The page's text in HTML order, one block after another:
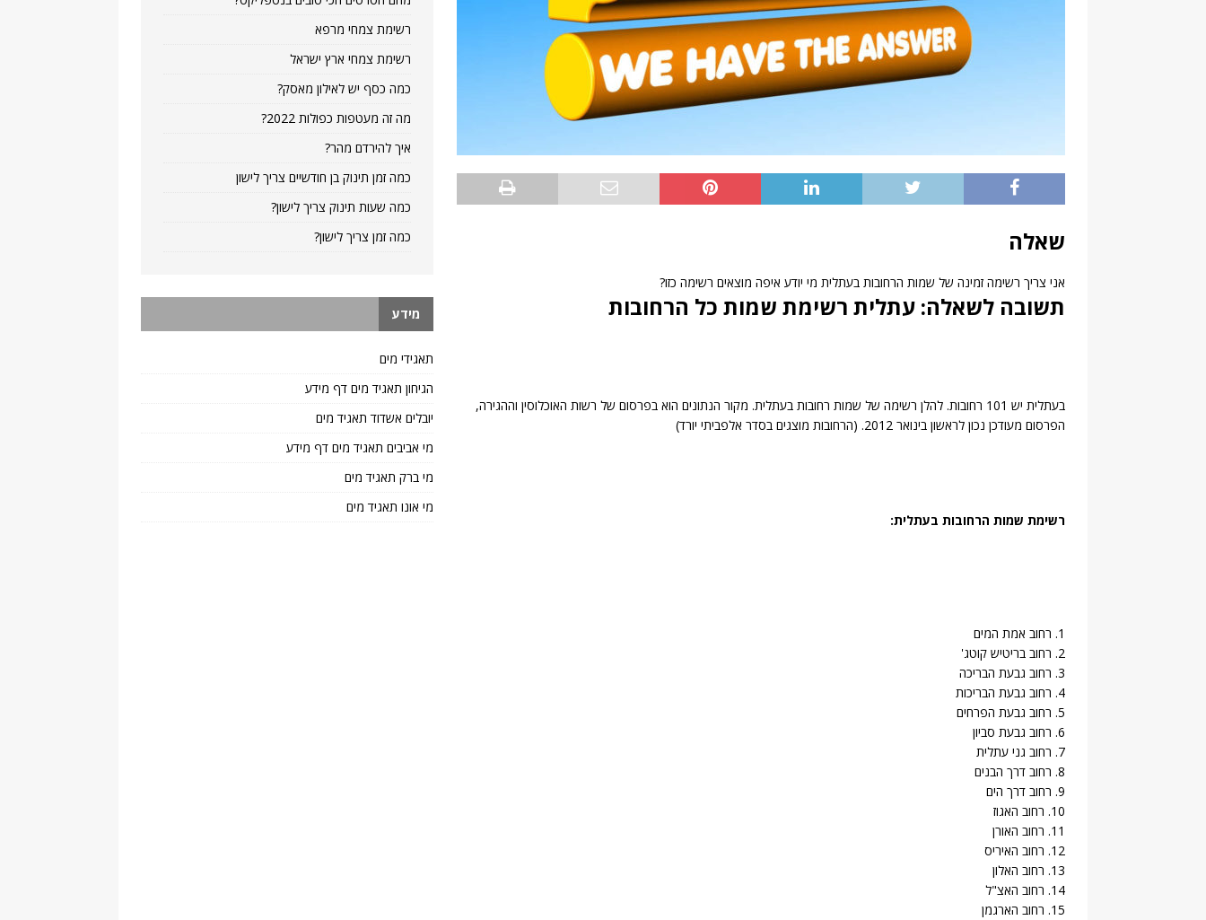
שאלה
אני צריך רשימה זמינה של שמות הרחובות בעתלית מי יודע איפה מוצאים רשימה כזו?
תשובה לשאלה: עתלית רשימת שמות כל הרחובות
בעתלית יש 101 רחובות. להלן רשימה של שמות רחובות בעתלית. מקור הנתונים הוא בפרסום של רשות האוכלוסין וההגירה,
הפרסום מעודכן נכון לראשון בינואר 2012. (הרחובות מוצגים בסדר אלפביתי יורד)
רשימת שמות הרחובות בעתלית:
1. רחוב אמת המים
2. רחוב בריטיש קוטג'
3. רחוב גבעת הבריכה
4. רחוב גבעת הבריכות
5. רחוב גבעת הפרחים
6. רחוב גבעת סביון
7. רחוב גני עתלית
8. רחוב דרך הבנים
9. רחוב דרך הים
10. רחוב האגוז
11. רחוב האורן
12. רחוב האיריס
13. רחוב האלון
14. רחוב האצ"ל
15. רחוב הארגמן
רשימת צמחי מרפא
רשימת צמחי ארץ ישראל
כמה כסף יש לאילון מאסק?
מה זה מעטפות כפולות 2022?
איך להירדם מהר?
כמה זמן תינוק בן חודשיים צריך לישון
כמה שעות תינוק צריך לישון?
כמה זמן צריך לישון?
מידע
תאגידי מים
הגיחון תאגיד מים דף מידע
יובלים אשדוד תאגיד מים
מי אביבים תאגיד מים דף מידע
מי ברק תאגיד מים
מי אונו תאגיד מים